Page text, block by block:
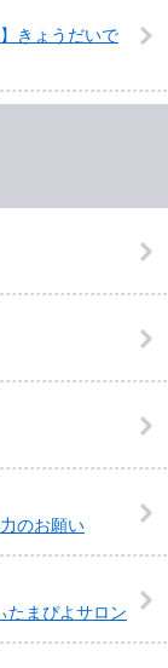
きょうだいで
のお願い
まぴよサロン